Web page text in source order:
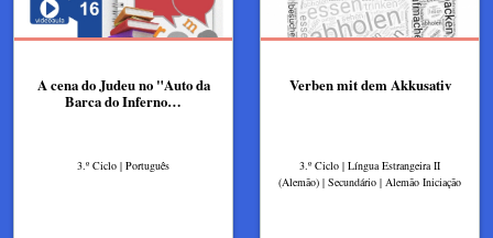
A cena do Judeu no "Auto da
Barca do Inferno…
3.º Ciclo | Português
Verben mit dem Akkusativ
3.º Ciclo | Língua Estrangeira II
(Alemão) | Secundário | Alemão Iniciação